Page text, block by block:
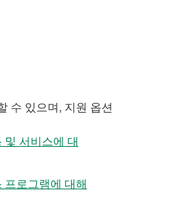
수 있으며, 지원 옵션
및 서비스에 대
로그램에 대해